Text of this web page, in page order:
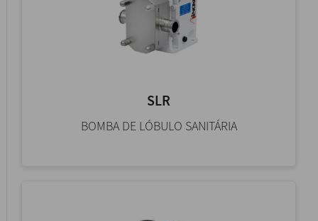
SLR
BOMBA DE LÓBULO SANITÁRIA